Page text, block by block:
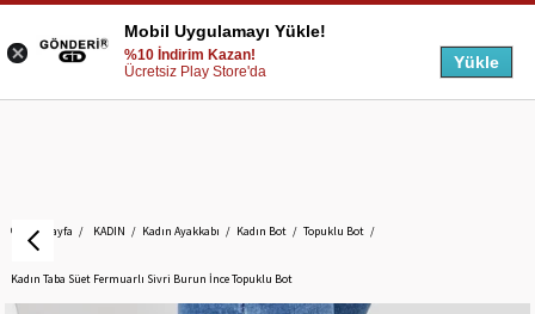
Anasayfa KADIN Kadın Ayakkabı Kadın Bot Topuklu Bot
Kadın Taba Süet Fermuarlı Sivri Burun İnce Topuklu Bot
Mobil Uygulamayı Yükle!
%10 İndirim Kazan!
Ücretsiz Play Store'da
Yükle